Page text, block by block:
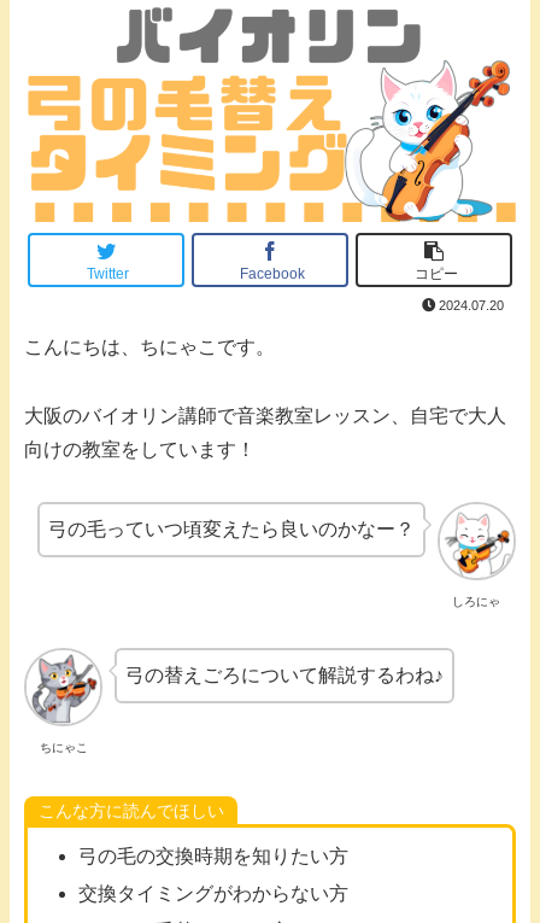
Twitter Facebook コピー
2024.07.20
こんにちは、ちにゃこです。
大阪のバイオリン講師で音楽教室レッスン、自宅で大人
向けの教室をしています！
しろにゃ
弓の毛っていつ頃変えたら良いのかなー？
ちにゃこ
弓の替えごろについて解説するわね♪
こんな方に読んでほしい
弓の毛の交換時期を知りたい方
交換タイミングがわからない方